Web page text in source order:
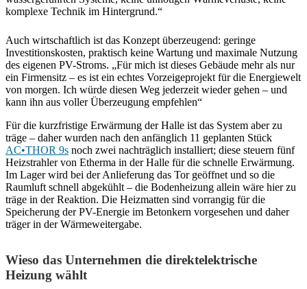
komplexe Technik im Hintergrund.“
Auch wirtschaftlich ist das Konzept überzeugend: geringe
Investitionskosten, praktisch keine Wartung und maximale Nutzung
des eigenen PV-Stroms. „Für mich ist dieses Gebäude mehr als nur
ein Firmensitz – es ist ein echtes Vorzeigeprojekt für die Energiewelt
von morgen. Ich würde diesen Weg jederzeit wieder gehen – und
kann ihn aus voller Überzeugung empfehlen“
Für die kurzfristige Erwärmung der Halle ist das System aber zu
träge – daher wurden nach den anfänglich 11 geplanten Stück
AC•THOR 9s noch zwei nachträglich installiert; diese steuern fünf
Heizstrahler von Etherma in der Halle für die schnelle Erwärmung.
Im Lager wird bei der Anlieferung das Tor geöffnet und so die
Raumluft schnell abgekühlt – die Bodenheizung allein wäre hier zu
träge in der Reaktion. Die Heizmatten sind vorrangig für die
Speicherung der PV-Energie im Betonkern vorgesehen und daher
träger in der Wärmeweitergabe.
Wieso das Unternehmen die direktelektrische
Heizung wählt